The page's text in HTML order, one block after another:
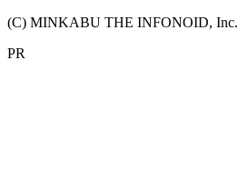
(C) MINKABU THE INFONOID, Inc.
PR